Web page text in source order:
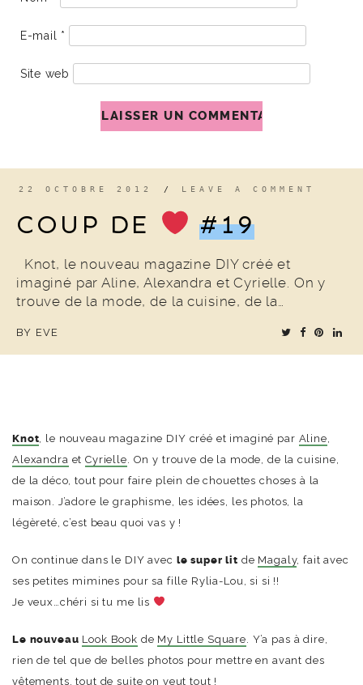
E-mail *
Site web
22 OCTOBRE 2012 / LEAVE A COMMENT
COUP DE #19
Knot, le nouveau magazine DIY créé et
imaginé par Aline, Alexandra et Cyrielle. On y
trouve de la mode, de la cuisine, de la…
BY EVE
Knot , le nouveau magazine DIY créé et imaginé par Aline
Alexandra etCyrielle . On y trouve de la mode, de la cuisine,
de la déco, tout pour faire plein de chouettes choses à la
maison. J’adore le graphisme, les idées, les photos, la
légèreté, c’est beau quoi vas y !
On continue dans le DIY avec le super lit de Magaly, fait avec
ses petites mimines pour sa fille Rylia-Lou, si si !!
Je veux…chéri si tu me lis
Le nouveau Look Book de My Little Square . Y’a pas à dire,
rien de tel que de belles photos pour mettre en avant des
vêtements, tout de suite on veut tout !